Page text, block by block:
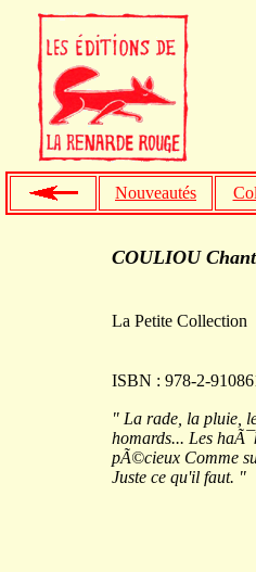
Nouveautés
COULIOU
La Petite Collection
ISBN : 978-2-
" La rade, la pluie,
homards... Les
pÃ©cieux Comme
Juste ce qu'il faut. "